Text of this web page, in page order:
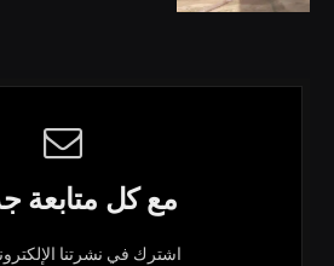
مع كل متابعة
اشترك في نشرتنا